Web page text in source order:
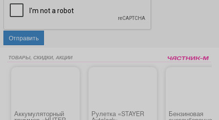
Отправить
ТОВАРЫ, СКИДКИ, АКЦИИ
Аккумуляторный Рулетка «STAYER Бензиновая